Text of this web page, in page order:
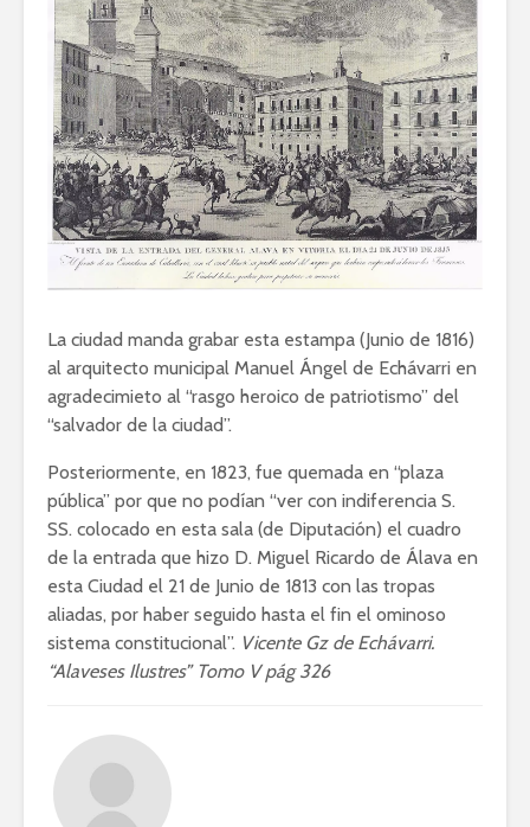
La ciudad manda grabar esta estampa (Junio de 1816)
al arquitecto municipal Manuel Ángel de Echávarri en
agradecimieto al “rasgo heroico de patriotismo” del
“salvador de la ciudad”.
Posteriormente, en 1823, fue quemada en “plaza
pública” por que no podían “ver con indiferencia S.
SS. colocado en esta sala (de Diputación) el cuadro
de la entrada que hizo D. Miguel Ricardo de Álava en
esta Ciudad el 21 de Junio de 1813 con las tropas
aliadas, por haber seguido hasta el fin el ominoso
sistema constitucional”. Vicente Gz de Echávarri.
“Alaveses Ilustres” Tomo V pág 326